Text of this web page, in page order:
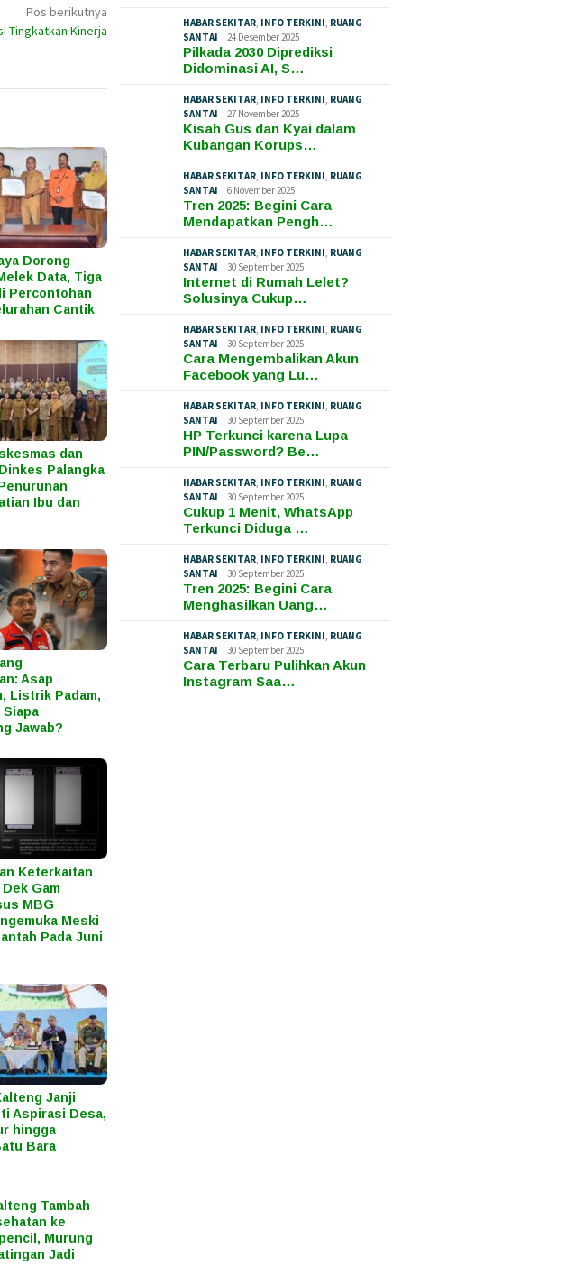
Pos berikutnya
Tingkatkan Kinerja
Dorong
Data, Tiga
Percontohan
Cantik
dan
Palangka
Ibu dan
Asap
Listrik Padam,
Siapa
Jawab?
Keterkaitan
Gam
MBG
Meski
Pada Juni
Janji
Aspirasi Desa,
hingga
Bara
Tambah
ke
Murung
Jadi
HABAR SEKITAR INFO TERKINI RUANG
SANTAI
24 Desember 2025
Pilkada 2030 Diprediksi
Didominasi AI, S…
HABAR SEKITAR INFO TERKINI RUANG
SANTAI
27 November 2025
Kisah Gus dan Kyai dalam
Kubangan Korups…
HABAR SEKITAR INFO TERKINI RUANG
SANTAI
6 November 2025
Tren 2025: Begini Cara
Mendapatkan Pengh…
HABAR SEKITAR INFO TERKINI RUANG
SANTAI
30 September 2025
Internet di Rumah Lelet?
Solusinya Cukup…
HABAR SEKITAR INFO TERKINI RUANG
SANTAI
30 September 2025
Cara Mengembalikan Akun
Facebook yang Lu…
HABAR SEKITAR INFO TERKINI RUANG
SANTAI
30 September 2025
HP Terkunci karena Lupa
PIN/Password? Be…
HABAR SEKITAR INFO TERKINI RUANG
SANTAI
30 September 2025
Cukup 1 Menit, WhatsApp
Terkunci Diduga …
HABAR SEKITAR INFO TERKINI RUANG
SANTAI
30 September 2025
Tren 2025: Begini Cara
Menghasilkan Uang…
HABAR SEKITAR INFO TERKINI RUANG
SANTAI
30 September 2025
Cara Terbaru Pulihkan Akun
Instagram Saa…